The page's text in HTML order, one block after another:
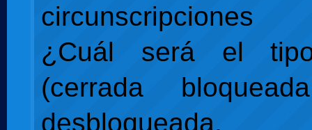
circunscripciones
¿Cuál será el
(cerrada
desbloqueada,